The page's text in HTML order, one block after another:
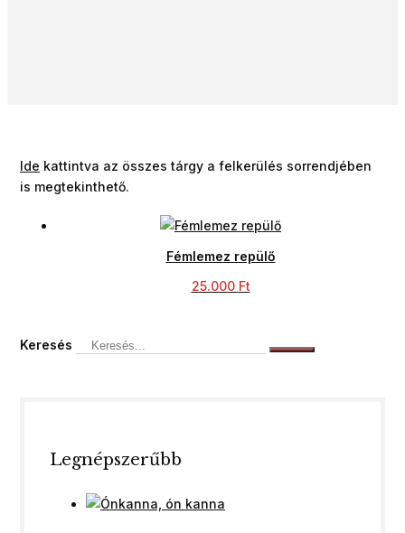
Ide kattintva az összes tárgy a felkerülés sorrendjében
is megtekinthető.
Fémlemez repülő
25.000 Ft
Keresés
Legnépszerűbb